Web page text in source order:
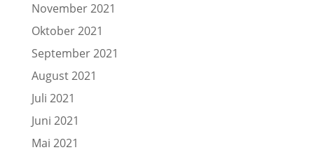
November 2021
Oktober 2021
September 2021
August 2021
Juli 2021
Juni 2021
Mai 2021